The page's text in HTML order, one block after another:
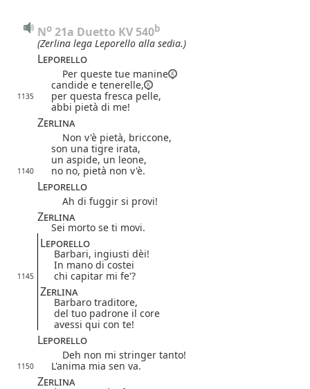
No 21a Duetto KV 540b
(Zerlina lega Leporello alla sedia.)
Leporello
Per queste tue manine
candide e tenerelle,
1135
per questa fresca pelle,
abbi pietà di me!
Zerlina
Non v'è pietà, briccone,
son una tigre irata,
un aspide, un leone,
1140 no no, pietà non v'è.
Leporello
Ah di fuggir si provi!
Zerlina
Sei morto se ti movi.
Leporello
Barbari, ingiusti dèi!
In mano di costei
1145 chi capitar mi fe'?
Zerlina
Barbaro traditore,
del tuo padrone il core
avessi qui con te!
Leporello
Deh non mi stringer tanto!
1150 L'anima mia sen va.
Zerlina